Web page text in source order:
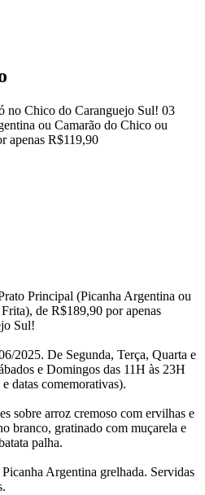
no Chico do Caranguejo Sul! 03
ou Camarão do Chico ou
apenas R$119,90
Principal (Picanha Argentina ou
de R$189,90 por apenas
Sul!
2025. De Segunda, Terça, Quarta e
e Domingos das 11H às 23H
datas comemorativas).
sobre arroz cremoso com ervilhas e
branco, gratinado com muçarela e
palha.
Argentina grelhada. Servidas